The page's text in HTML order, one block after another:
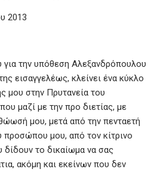
2013
την υπόθεση Αλεξανδρόπουλου
εισαγγελέως, κλείνει ένα κύκλο
μου στην Πρυτανεία του
μαζί με την προ διετίας, με
μου, μετά από την πενταετή
προσώπου μου, από τον κίτρινο
το δικαίωμα να σας
ακόμη και εκείνων που δεν